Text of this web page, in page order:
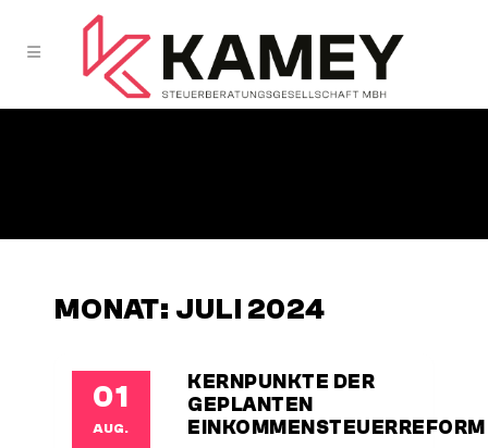
MONAT: JULI 2024
01
AUG.
KERNPUNKTE DER
GEPLANTEN
EINKOMMENSTEUERREFORM